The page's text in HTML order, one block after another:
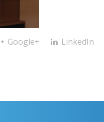
Google+ LinkedIn